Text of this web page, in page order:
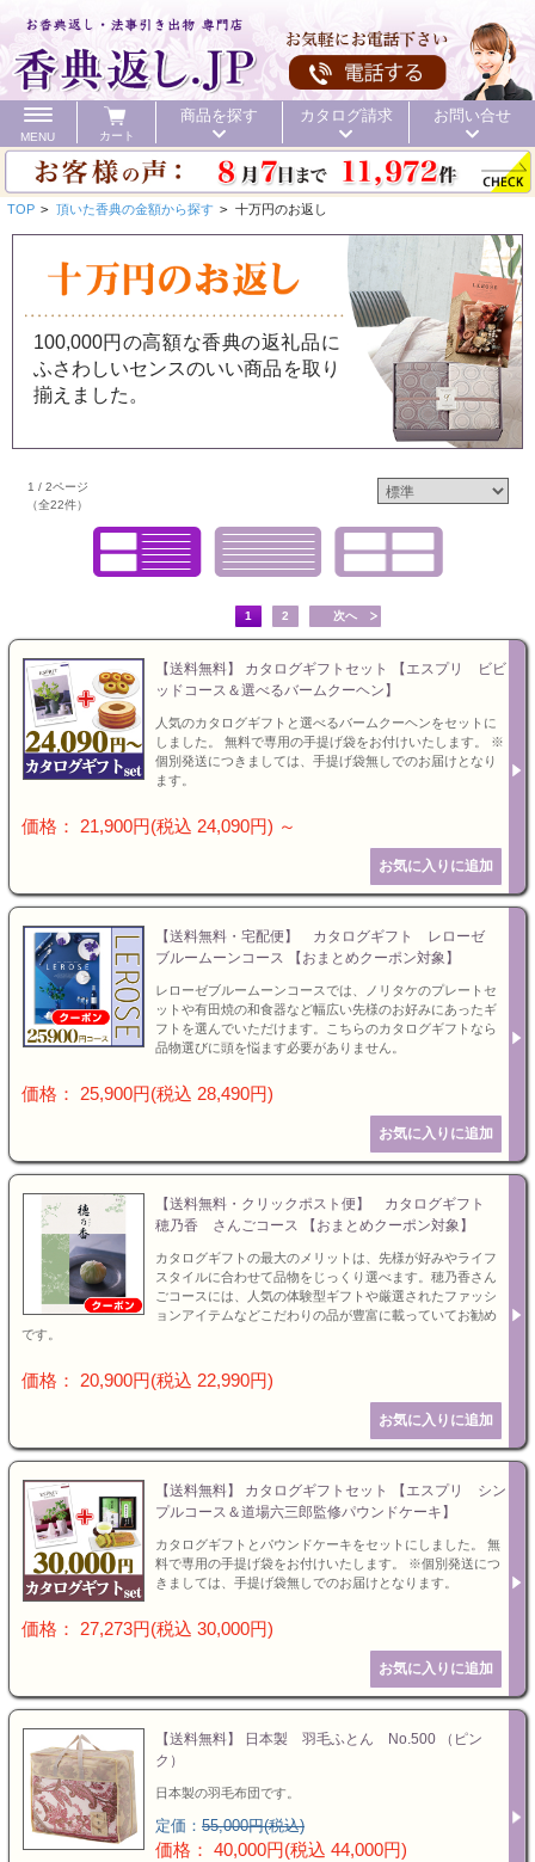
MENU カート
商品を探す
初盆 お返し 40%OFF
カタログ
特選ギフト セット商品
ランキング
価格で探す
カタログギフト
特選ギフト
頂いた金額
カタログ請求 お問い合せ
TOP > 頂いた香典の金額から探す > 十万円のお返し
100,000円の高額な香典の返礼品に
ふさわしいセンスのいい商品を取り
揃えました。
1 / 2ページ
（全22件）
1 2 次へ
【送料無料】 カタログギフトセット 【エスプリ ビビ
ッドコース＆選べるバームクーヘン】
人気のカタログギフトと選べるバームクーヘンをセットに
しました。 無料で専用の手提げ袋をお付けいたします。 ※
個別発送につきましては、手提げ袋無しでのお届けとなり
ます。
価格： 21,900円(税込 24,090円) ～
【送料無料・宅配便】 カタログギフト レローゼ
ブルームーンコース 【おまとめクーポン対象】
レローゼブルームーンコースでは、ノリタケのプレートセ
ットや有田焼の和食器など幅広い先様のお好みにあったギ
フトを選んでいただけます。こちらのカタログギフトなら
品物選びに頭を悩ます必要がありません。
価格： 25,900円(税込 28,490円)
【送料無料・クリックポスト便】 カタログギフト
穂乃香 さんごコース 【おまとめクーポン対象】
カタログギフトの最大のメリットは、先様が好みやライフ
スタイルに合わせて品物をじっくり選べます。穂乃香さん
ごコースには、人気の体験型ギフトや厳選されたファッシ
ョンアイテムなどこだわりの品が豊富に載っていてお勧め
です。
価格： 20,900円(税込 22,990円)
【送料無料】 カタログギフトセット 【エスプリ シン
プルコース＆道場六三郎監修パウンドケーキ】
カタログギフトとパウンドケーキをセットにしました。 無
料で専用の手提げ袋をお付けいたします。 ※個別発送につ
きましては、手提げ袋無しでのお届けとなります。
価格： 27,273円(税込 30,000円)
【送料無料】 日本製 羽毛ふとん No.500 （ピン
ク）
日本製の羽毛布団です。
定価： 55,000円(税込)
価格： 40,000円(税込 44,000円)